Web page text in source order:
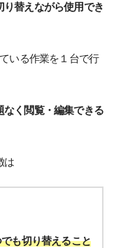
替えながら使用でき
いる作業を１台で行
なく閲覧・編集できる
は
も切り替えること